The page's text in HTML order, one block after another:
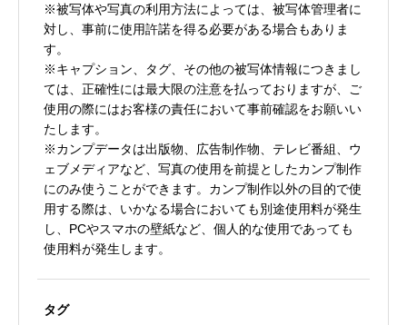
※被写体や写真の利用方法によっては、被写体管理者に
対し、事前に使用許諾を得る必要がある場合もありま
す。
※キャプション、タグ、その他の被写体情報につきまし
ては、正確性には最大限の注意を払っておりますが、ご
使用の際にはお客様の責任において事前確認をお願いい
たします。
※カンプデータは出版物、広告制作物、テレビ番組、ウ
ェブメディアなど、写真の使用を前提としたカンプ制作
にのみ使うことができます。カンプ制作以外の目的で使
用する際は、いかなる場合においても別途使用料が発生
し、PCやスマホの壁紙など、個人的な使用であっても
使用料が発生します。
タグ